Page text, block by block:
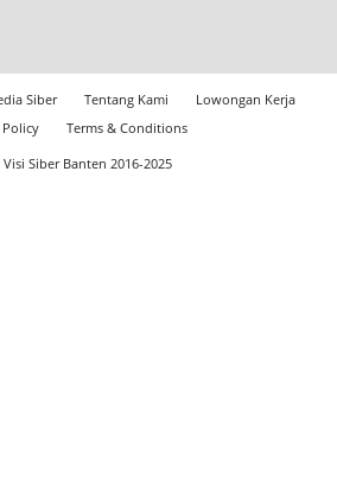
Siber Tentang Kami
Lowongan Kerja
Policy
Terms & Conditions
Siber Banten 2016-2025